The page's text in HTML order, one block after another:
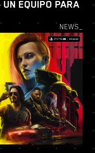
EQUIPO PARA
NEWS_